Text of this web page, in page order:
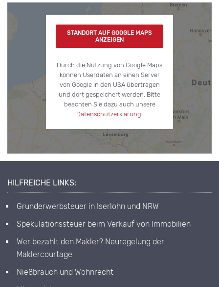
STANDORT AUF GOOGLE MAPS
ANZEIGEN
Durch die Nutzung von Google Maps
können Userdaten an einen Server
von Google in den USA übertragen
und dort gespeichert werden. Bitte
beachten Sie dazu auch unsere
Datenschutzerklärung.
HILFREICHE LINKS:
Grunderwerbsteuer in Iserlohn und NRW
Spekulationssteuer beim Verkauf von Immobilien
Wer bezahlt den Makler? Neuregelung der
Maklercourtage
Nießbrauch und Wohnrecht